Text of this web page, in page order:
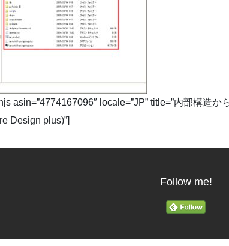
asin=”4774167096″ locale=”JP” title=”内部構造
Design plus)”]
Follow me!